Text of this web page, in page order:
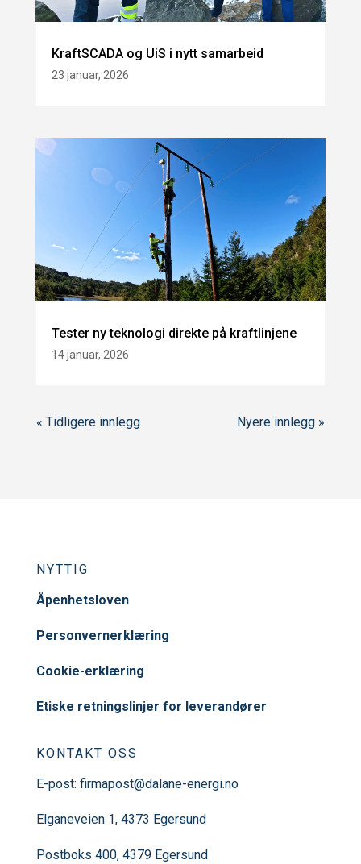
KraftSCADA og UiS i nytt samarbeid
23 januar, 2026
Tester ny teknologi direkte på kraftlinjene
14 januar, 2026
« Tidligere innlegg Nyere innlegg »
NYTTIG
Åpenhetsloven
Personvernerklæring
Cookie-erklæring
Etiske retningslinjer for leverandører
KONTAKT OSS
E-post: firmapost@dalane-energi.no
Elganeveien 1, 4373 Egersund
Postboks 400, 4379 Egersund